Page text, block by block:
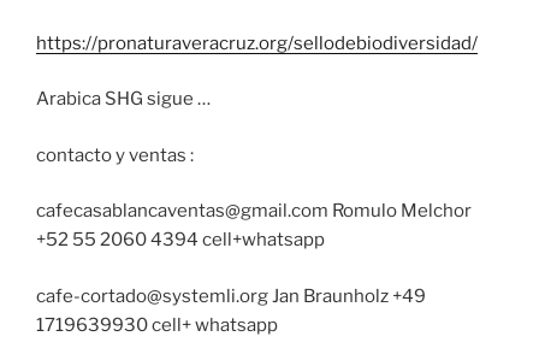
https://pronaturaveracruz.org/sellodebiodiversidad/
Arabica SHG sigue …
contacto y ventas :
cafecasablancaventas@gmail.com Romulo Melchor
+52 55 2060 4394 cell+whatsapp
cafe-cortado@systemli.org Jan Braunholz +49
1719639930 cell+ whatsapp